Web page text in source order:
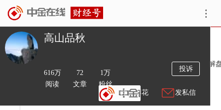
高山品秋
投诉
616万
阅读
送鲜花
72
文章
发私信
1万
粉丝
简介
欢迎大家到中金在线的“股同道合直播解盘”直播室围观实时解